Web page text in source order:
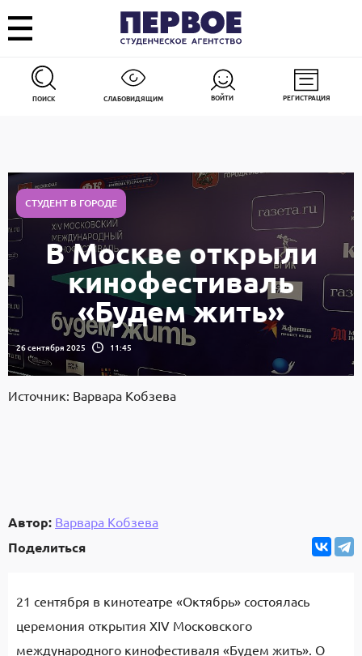
ПОИСК СЛАБОВИДЯЩИМ ВОЙТИ РЕГИСТРАЦИЯ
СТУДЕНТ В ГОРОДЕ
В Москве открыли
кинофестиваль
«Будем жить»
26 сентября 2025 11:45
Источник: Варвара Кобзева
Автор: Варвара Кобзева
Поделиться
21 сентября в кинотеатре «Октябрь» состоялась
церемония открытия XIV Московского
международного кинофестиваля «Будем жить». О